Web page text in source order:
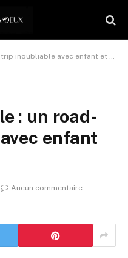
inoubliable avec enfant et bébé
: un road-
enfant
Aucun commentaire